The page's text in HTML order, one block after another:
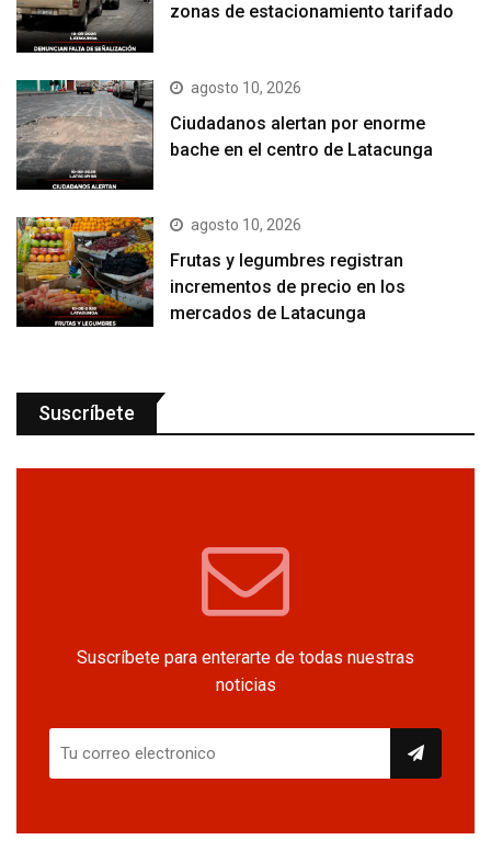
zonas de estacionamiento tarifado
agosto 10, 2026
Ciudadanos alertan por enorme
bache en el centro de Latacunga
agosto 10, 2026
Frutas y legumbres registran
incrementos de precio en los
mercados de Latacunga
Suscríbete
Suscríbete para enterarte de todas nuestras
noticias